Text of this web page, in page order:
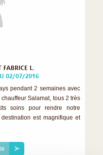
FABRICE L.
02/07/2016
pendant 2 semaines avec
Salamat, tous 2 très
soins pour rendre notre
est magnifique et
≻